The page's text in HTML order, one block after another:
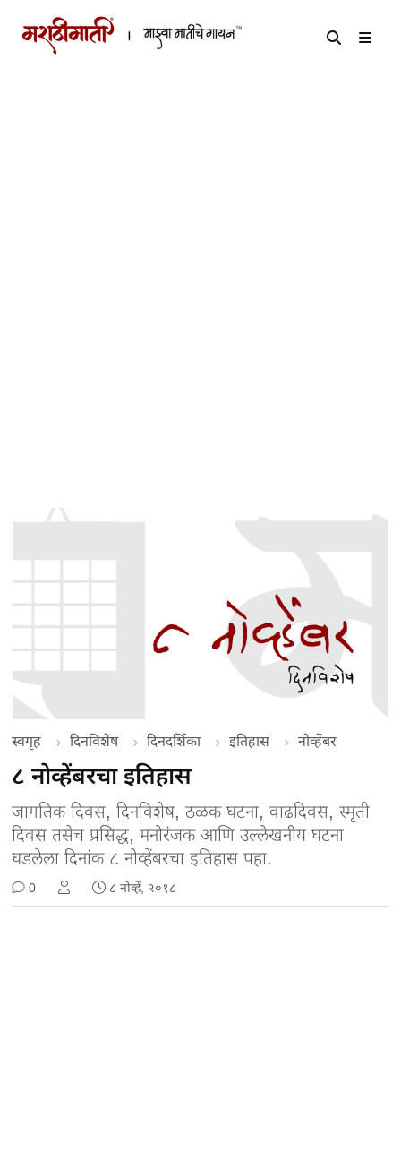
स्वगृह दिनविशेष दिनदर्शिका इतिहास नोव्हेंबर
८ नोव्हेंबरचा इतिहास
जागतिक दिवस, दिनविशेष, ठळक घटना, वाढदिवस, स्मृती
दिवस तसेच प्रसिद्ध, मनोरंजक आणि उल्लेखनीय घटना
घडलेला दिनांक ८ नोव्हेंबरचा इतिहास पहा.
0 ८ नोव्हें, २०१८